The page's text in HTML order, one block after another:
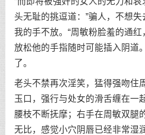
头无耻的挑逗道：”骗人，不想
我的手不放。“周敏粉脸羞的通
放松他的手指随时可能插入阴道
了。
老头不禁再次淫笑，猛得强吻住
玉口，强行与处女的滑舌缠在一
腰枝不断抚摩；右手在周敏双腿
无比，感觉小穴阴唇已经非常湿